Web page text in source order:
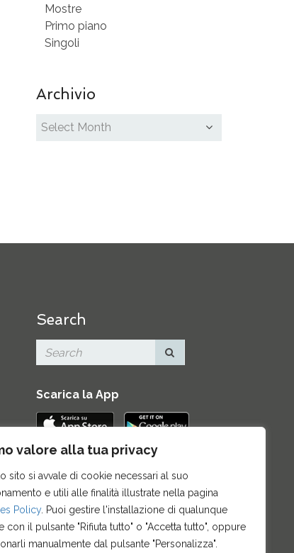
valore alla tua privacy
sito si avvale di cookie necessari al suo
e utili alle finalità illustrate nella pagina
Policy. Puoi gestire l'installazione di qualunque
con il pulsante "Rifiuta tutto" o "Accetta tutto", oppure
manualmente dal pulsante "Personalizza".
Mostre
Primo piano
Singoli
Archivio
Search
Scarica la App
sito|Credits|Privacy e note legali
Archivio News|Cookie policy